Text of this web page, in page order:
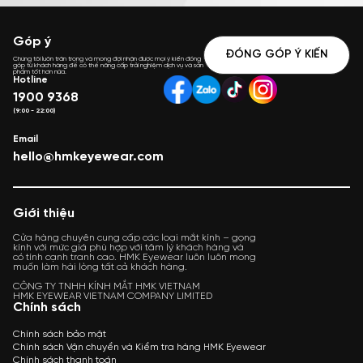
Góp ý
Chúng tôi luôn trân trọng và mong đợi nhận được mọi ý kiến đóng
góp từ khách hàng để có thể nâng cấp trải nghiệm dịch vụ và sản
phẩm tốt hơn nữa.
ĐÓNG GÓP Ý KIẾN
Hotline
1900 9368
(9:00 - 22:00)
Email
hello@hmkeyewear.com
Giới thiệu
Cửa hàng chuyên cung cấp các loại mắt kính – gọng
kính với mức giá phù hợp với tâm lý khách hàng và
có tính cạnh tranh cao. HMK Eyewear luôn luôn mong
muốn làm hài lòng tất cả khách hàng.
CÔNG TY TNHH KÍNH MẮT HMK VIETNAM
HMK EYEWEAR VIETNAM COMPANY LIMITED
Chính sách
Chính sách bảo mật
Chính sách Vận chuyển và Kiểm tra hàng HMK Eyewear
Chính sách thanh toán